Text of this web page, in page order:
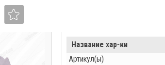
Название хар-ки
Артикул(ы)